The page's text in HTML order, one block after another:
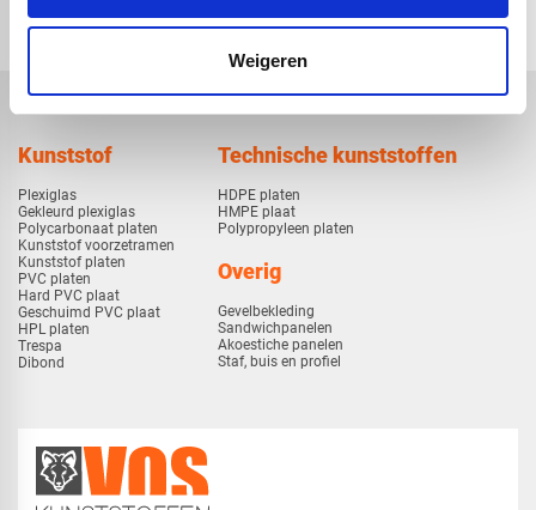
Weigeren
Kunststof
Plexiglas
Gekleurd plexiglas
Polycarbonaat platen
Kunststof voorzetramen
Kunststof platen
PVC platen
Hard PVC plaat
Geschuimd PVC plaat
HPL platen
Trespa
Dibond
Technische kunststoffen
HDPE platen
HMPE plaat
Polypropyleen platen
Overig
Gevelbekleding
Sandwichpanelen
Akoestiche panelen
Staf, buis en profiel